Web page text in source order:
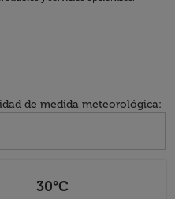
de medida meteorológica:
30°C